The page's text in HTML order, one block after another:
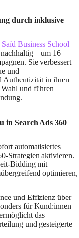
durch inklusive
Business School
– um 16
Sie verbessert
und
Authentizität in ihren
und führen
in Search Ads 360
automatisiertes
Strategien aktivieren.
Bidding mit
optimieren,
und Effizienz über
für Kund:innen
das
und gesteigerte